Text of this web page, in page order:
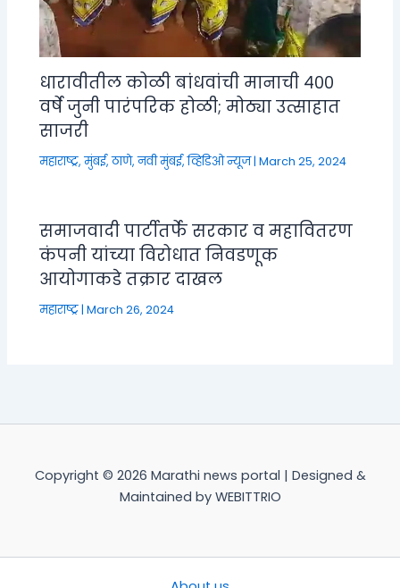
धारावीतील कोळी बांधवांची मानाची ४००
वर्षे जुनी पारंपरिक होळी; मोठ्या उत्साहात
साजरी
महाराष्ट्र,मुंबई, ठाणे, नवी मुंबई,व्हिडिओ न्यूज|March 25, 2024
समाजवादी पार्टीतर्फे सरकार व महावितरण
कंपनी यांच्या विरोधात निवडणूक
आयोगाकडे तक्रार दाखल
महाराष्ट्र|March 26, 2024
Copyright © 2026 Marathi news portal | Designed &
Maintained by WEBITTRIO